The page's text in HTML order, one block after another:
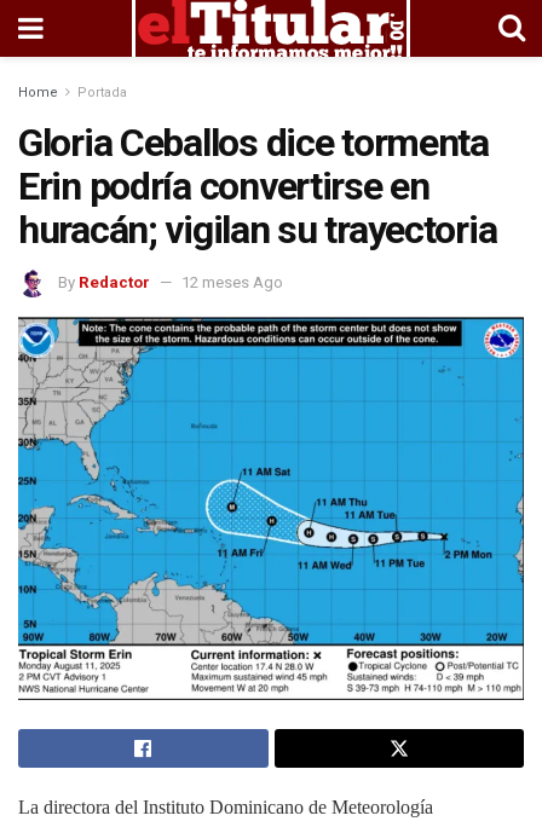
Home Portada
Gloria Ceballos dice tormenta
Erin podría convertirse en
huracán; vigilan su trayectoria
By Redactor 12 meses Ago
La directora del Instituto Dominicano de Meteorología